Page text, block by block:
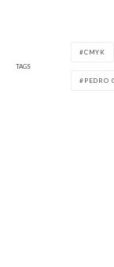
TAGS
CMYK
PEDRO